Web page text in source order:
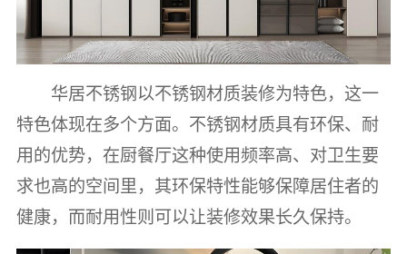
华居不锈钢以不锈钢材质装修为特色，这一
特色体现在多个方面。不锈钢材质具有环保、耐
用的优势，在厨餐厅这种使用频率高、对卫生要
求也高的空间里，其环保特性能够保障居住者的
健康，而耐用性则可以让装修效果长久保持。